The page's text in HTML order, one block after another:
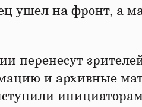
ушел на фронт, а
перенесут
и архивные